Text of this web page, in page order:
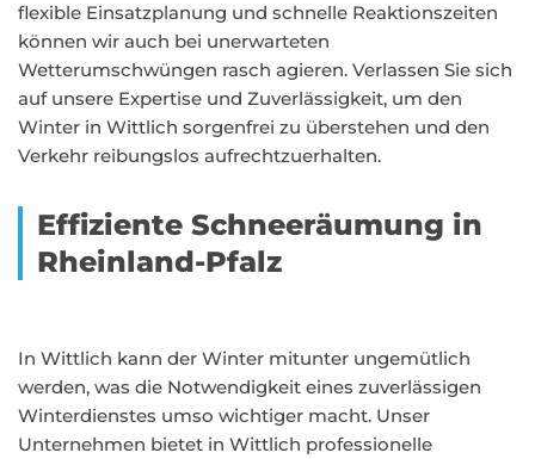
flexible Einsatzplanung und schnelle Reaktionszeiten
können wir auch bei unerwarteten
Wetterumschwüngen rasch agieren. Verlassen Sie sich
auf unsere Expertise und Zuverlässigkeit, um den
Winter in Wittlich sorgenfrei zu überstehen und den
Verkehr reibungslos aufrechtzuerhalten.
Effiziente Schneeräumung in
Rheinland-Pfalz
In Wittlich kann der Winter mitunter ungemütlich
werden, was die Notwendigkeit eines zuverlässigen
Winterdienstes umso wichtiger macht. Unser
Unternehmen bietet in Wittlich professionelle